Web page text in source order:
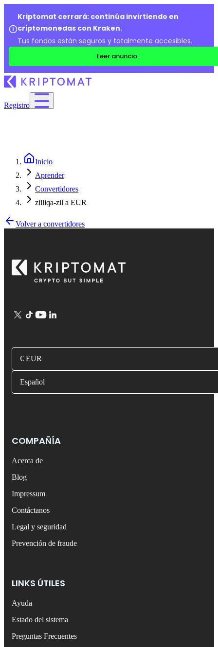
Kriptomat cerrará: continúa invirtiendo en
criptomonedas con Kraken.
Tus fondos están seguros y totalmente accesibles.
Leer anuncio
Registro
Inicio
Aprender
Convertidores
zilliqa-zil a EUR
Volver a convertidores
€ EUR
Español
COMPAÑÍA
Acerca de
Blog
Impressum
Contáctanos
Legal y seguridad
Prevención de fraude
LINKS ÚTILES
Ayuda
Estado del sistema
Preguntas Frecuentes